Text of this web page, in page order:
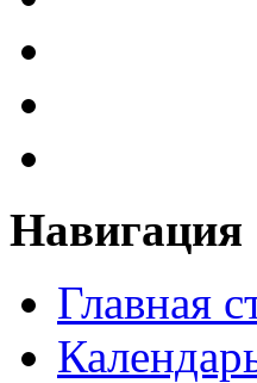
Навигация
Главная